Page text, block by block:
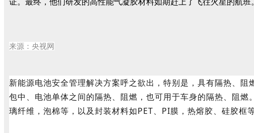
证。最终，他们研发的高性能气凝胶材料如期赶上了飞往火星的航班
来源：央视网
新能源电池安全管理解决方案呼之欲出，特别是，具有隔热、
包中、电池单体之间的隔热、阻燃，也可用于车身的隔热、阻
璃纤维，泡棉等，以及封装材料如PET、PI膜，热熔胶、硅胶框